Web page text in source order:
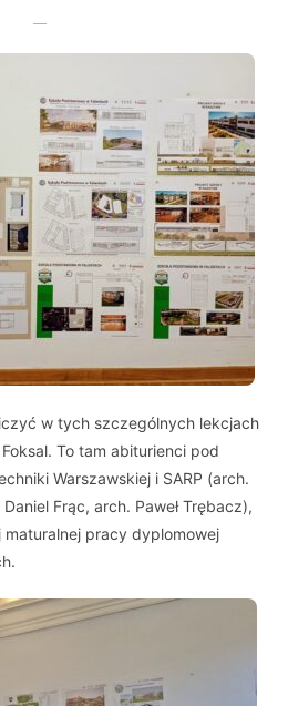
w tych szczególnych lekcjach
To tam abiturienci pod
Warszawskiej i SARP (arch.
Frąc, arch. Paweł Trębacz),
pracy dyplomowej